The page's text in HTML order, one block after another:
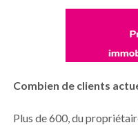
Combien de clients
Plus de 600, du